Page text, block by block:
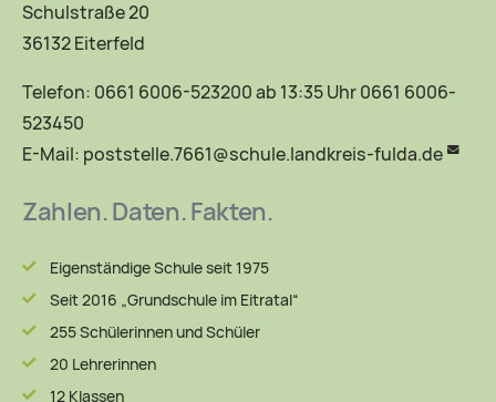
Schulstraße 20
36132 Eiterfeld
Telefon: 0661 6006-523200 ab 13:35 Uhr 0661 6006-
523450
E-Mail: poststelle.7661@schule.landkreis-fulda.de
Zahlen. Daten. Fakten.
Eigenständige Schule seit 1975
Seit 2016 „Grundschule im Eitratal“
255 Schülerinnen und Schüler
20 Lehrerinnen
12 Klassen